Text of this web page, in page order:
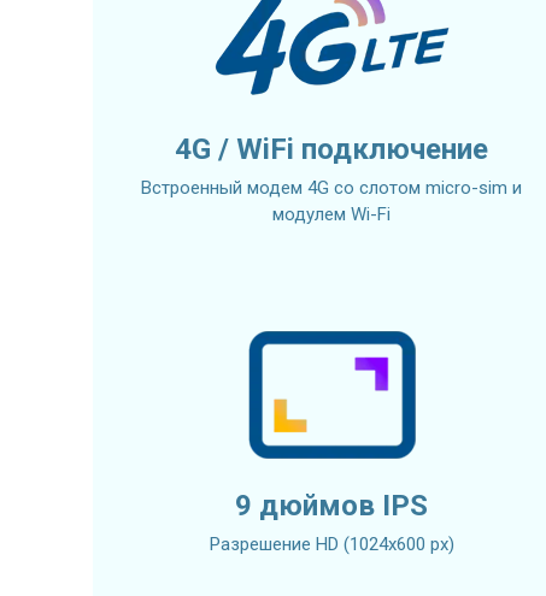
4G / WiFi подключение
Встроенный модем 4G со слотом micro-sim и
модулем Wi-Fi
9 дюймов IPS
Разрешение HD (1024х600 px)